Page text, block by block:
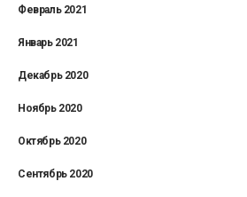
Февраль 2021
Январь 2021
Декабрь 2020
Ноябрь 2020
Октябрь 2020
Сентябрь 2020